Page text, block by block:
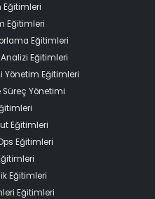
Eğitimleri
Eğitimleri
Eğitimleri
Eğitimleri
Yönetim Eğitimleri
Süreç Yönetimi
Eğitimleri
Eğitimleri
Eğitimleri
Eğitimleri